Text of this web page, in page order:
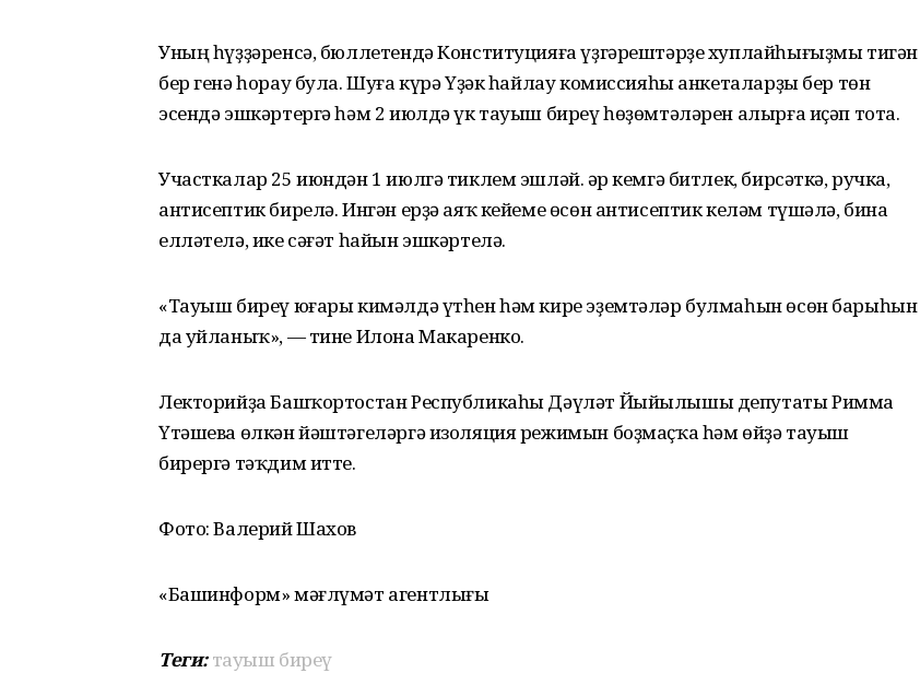
Уның һүҙҙәренсә, бюллетендә Конституцияға үҙгәрештәрҙе хуплайһығыҙмы тигән
бер генә һорау була. Шуға күрә Үҙәк һайлау комиссияһы анкеталарҙы бер төн
эсендә эшкәртергә һәм 2 июлдә үк тауыш биреү һөҙөмтәләрен алырға иҫәп тота.
Участкалар 25 июндән 1 июлгә тиклем эшләй. Һәр кемгә битлек, бирсәткә, ручка,
антисептик бирелә. Ингән ерҙә аяҡ кейеме өсөн антисептик келәм түшәлә, бина
елләтелә, ике сәғәт һайын эшкәртелә.
«Тауыш биреү юғары кимәлдә үтһен һәм кире эҙемтәләр булмаһын өсөн барыһын
да уйланыҡ», — тине Илона Макаренко.
Лекторийҙа Башҡортостан Республикаһы Дәүләт Йыйылышы депутаты Римма
Үтәшева өлкән йәштәгеләргә изоляция режимын боҙмаҫҡа һәм өйҙә тауыш
бирергә тәҡдим итте.
Фото: Валерий Шахов
«Башинформ» мәғлүмәт агентлығы
Теги: тауыш биреү